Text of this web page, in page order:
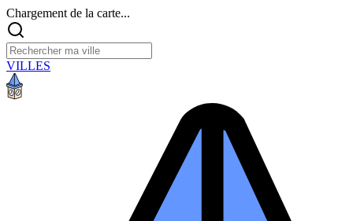
Chargement de la carte...
VILLES